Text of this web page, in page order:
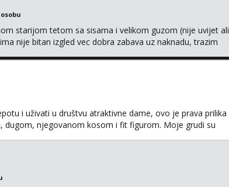
starijom tetom sa sisama i velikom guzom (nije uvijet ali
nije bitan izgled vec dobra zabava uz naknadu, trazim
i uživati u društvu atraktivne dame, ovo je prava prilika
dugom, njegovanom kosom i fit figurom. Moje grudi su